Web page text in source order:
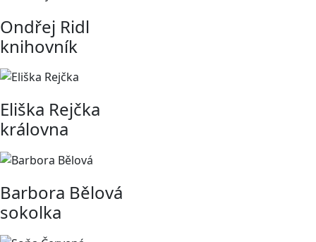
Ondřej Ridl
knihovník
Eliška Rejčka
královna
Barbora Bělová
sokolka